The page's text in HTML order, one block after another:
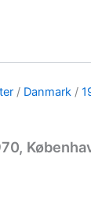
/ Danmark /